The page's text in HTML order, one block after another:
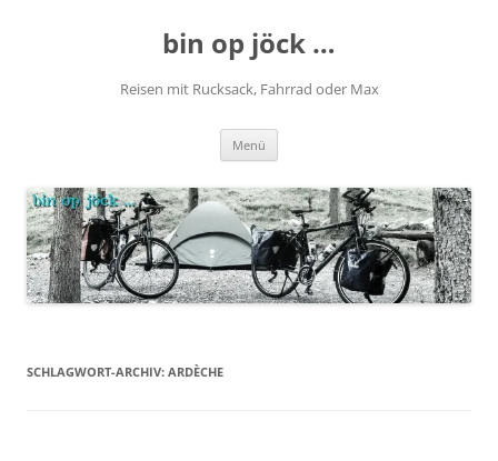
bin op jöck …
Reisen mit Rucksack, Fahrrad oder Max
Menü
SCHLAGWORT-ARCHIV: ARDÈCHE